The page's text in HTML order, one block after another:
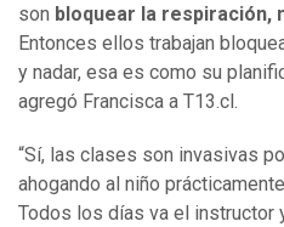
son bloquear la respiración,
Entonces ellos trabajan
y nadar, esa es como su
agregó Francisca a T13.cl.
“Sí, las clases son invasivas
ahogando al niño
Todos los días va el instructor